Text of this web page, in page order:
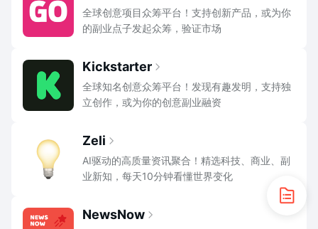
全球创意项目众筹平台！支持创新产品，或为你
的副业点子发起众筹，验证市场
Kickstarter
全球知名创意众筹平台！发现有趣发明，支持独
立创作，或为你的创意副业融资
Zeli
AI驱动的高质量资讯聚合！精选科技、商业、副
业新知，每天10分钟看懂世界变化
NewsNow